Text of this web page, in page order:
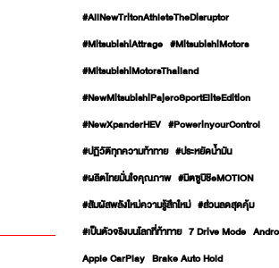
#AllNewTritonAthleteTheDisruptor
#MitsubishiAttrage #MitsubishiMotors
#MitsubishiMotorsThailand
#NewMitsubishiPajeroSportEliteEdition
#NewXpanderHEV #PowerinyourControl
#ปฏิวัติทุกความท้าทาย #ประหยัดน้ำมัน
#ผลิตไทยมั่นใจคุณภาพ #มิตซูบิชิeMOTION
#สัมผัสพลังใหม่ความรู้สึกใหม่ #ส่วนลดสุดคุ้ม
#เป็นตัวจริงบนโลกที่ท้าทาย 7 Drive Mode
Apple CarPlay Brake Auto Hold